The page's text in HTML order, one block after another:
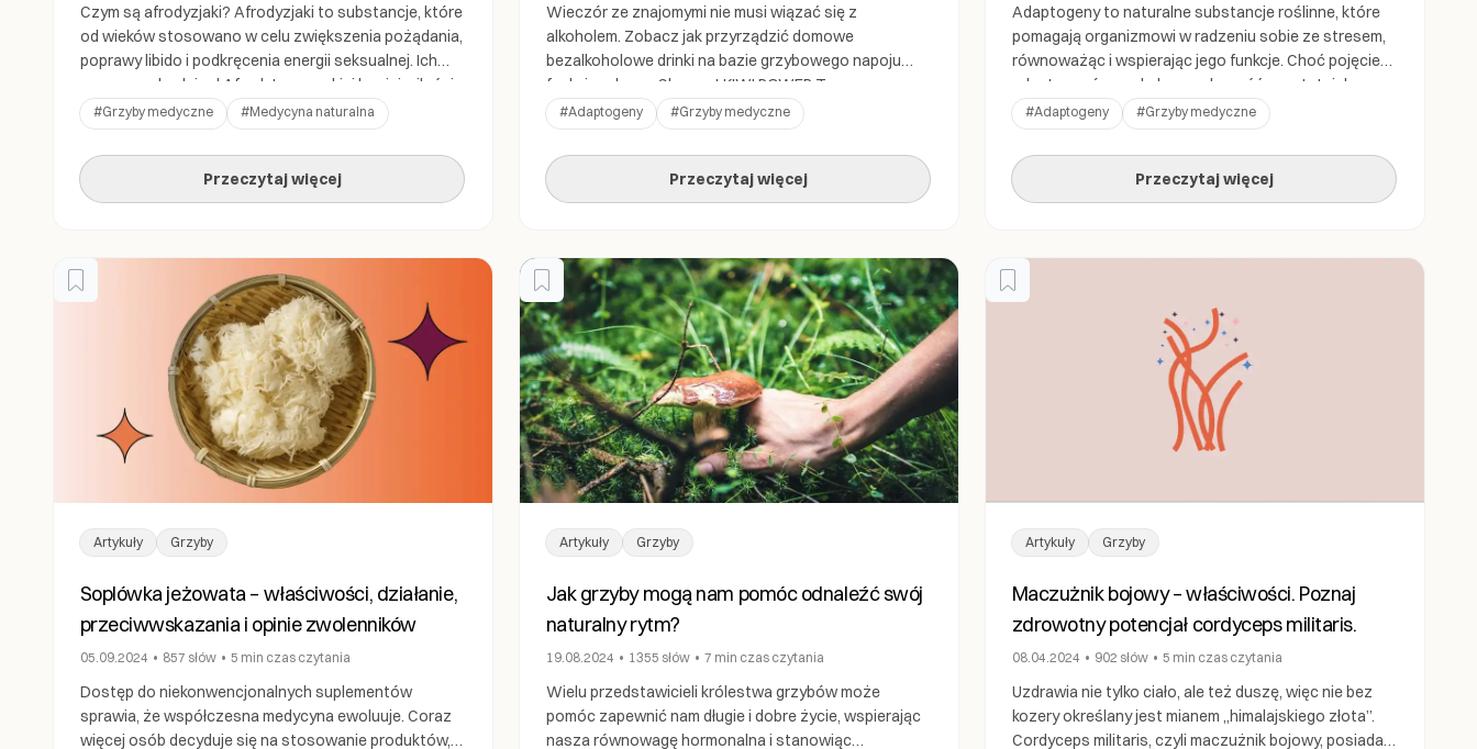
Czym są afrodyzjaki? Afrodyzjaki to substancje, które
od wieków stosowano w celu zwiększenia pożądania,
poprawy libido i podkręcenia energii seksualnej. Ich
nazwa pochodzi od Afrodyty – greckiej bogini miłości,
piękna i płodności. Starożytne kultury na całym
świecie poszukiwały sposobów na podkręcenie
namiętności – od legendarnych ostryg Casanovy po
tajemnicze eliksiry miłosne w tradycyjnej medycynie
wschodniej. […]
#Grzyby medyczne #Medycyna naturalna
Przeczytaj więcej
Wieczór ze znajomymi nie musi wiązać się z
alkoholem. Zobacz jak przyrządzić domowe
bezalkoholowe drinki na bazie grzybowego napoju
funkcjonalnego Shroom! KIWI POWER Ten
bezalkoholowy drink, dzięki zawartości soplówki
jeżowatej i maczużnika bojowego, pobudzi Cię i doda
energii. Kto potrzebuje kofeiny, gdy siła natury może
równie dobrze stawiać na nogi? Składniki: Czas
przygotowania: 5 minut […]
#Adaptogeny #Grzyby medyczne
Przeczytaj więcej
Adaptogeny to naturalne substancje roślinne, które
pomagają organizmowi w radzeniu sobie ze stresem,
równoważąc i wspierając jego funkcje. Choć pojęcie
adaptogenów zyskało popularność w ostatnich
latach, ich korzenie sięgają tysięcy lat wstecz, do
tradycyjnych praktyk leczniczych w Azji, Rosji czy
Indiach. Jak działają adaptogeny? Adaptogeny działają
poprzez modulowanie reakcji organizmu na stres –
zarówno fizyczny, […]
#Adaptogeny #Grzyby medyczne
Przeczytaj więcej
Artykuły Grzyby
Soplówka jeżowata – właściwości, działanie,
przeciwwskazania i opinie zwolenników
05.09.2024 • 857 słów • 5 min czas czytania
Dostęp do niekonwencjonalnych suplementów
sprawia, że współczesna medycyna ewoluuje. Coraz
więcej osób decyduje się na stosowanie produktów,
Artykuły Grzyby
Jak grzyby mogą nam pomóc odnaleźć swój
naturalny rytm?
19.08.2024 • 1355 słów • 7 min czas czytania
Wielu przedstawicieli królestwa grzybów może
pomóc zapewnić nam długie i dobre życie, wspierając
nasza równowagę hormonalna i stanowiąc
Artykuły Grzyby
Maczużnik bojowy – właściwości. Poznaj
zdrowotny potencjał cordyceps militaris.
08.04.2024 • 902 słów • 5 min czas czytania
Uzdrawia nie tylko ciało, ale też duszę, więc nie bez
kozery określany jest mianem „himalajskiego złota”.
Cordyceps militaris, czyli maczużnik bojowy, posiada